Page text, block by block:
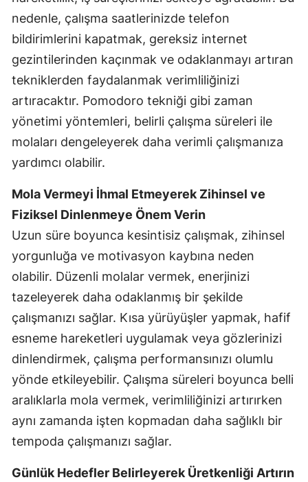
nedenle, çalışma saatlerinizde telefon
bildirimlerini kapatmak, gereksiz internet
gezintilerinden kaçınmak ve odaklanmayı artıran
tekniklerden faydalanmak verimliliğinizi
artıracaktır. Pomodoro tekniği gibi zaman
yönetimi yöntemleri, belirli çalışma süreleri ile
molaları dengeleyerek daha verimli çalışmanıza
yardımcı olabilir.
Mola Vermeyi İhmal Etmeyerek Zihinsel ve
Fiziksel Dinlenmeye Önem Verin
Uzun süre boyunca kesintisiz çalışmak, zihinsel
yorgunluğa ve motivasyon kaybına neden
olabilir. Düzenli molalar vermek, enerjinizi
tazeleyerek daha odaklanmış bir şekilde
çalışmanızı sağlar. Kısa yürüyüşler yapmak, hafif
esneme hareketleri uygulamak veya gözlerinizi
dinlendirmek, çalışma performansınızı olumlu
yönde etkileyebilir. Çalışma süreleri boyunca belli
aralıklarla mola vermek, verimliliğinizi artırırken
aynı zamanda işten kopmadan daha sağlıklı bir
tempoda çalışmanızı sağlar.
Günlük Hedefler Belirleyerek Üretkenliği Artırın